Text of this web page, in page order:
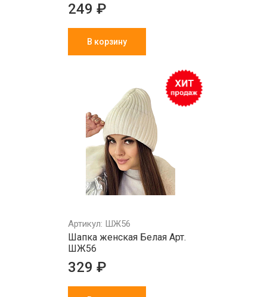
249 ₽
В корзину
Артикул: ШЖ56
Шапка женская Белая Арт.
ШЖ56
329 ₽